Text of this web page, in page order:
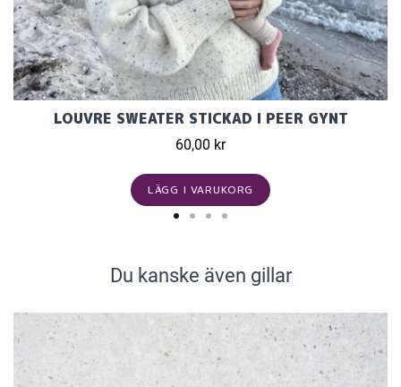
LOUVRE SWEATER STICKAD I PEER GYNT
60,00 kr
LÄGG I VARUKORG
Du kanske även gillar